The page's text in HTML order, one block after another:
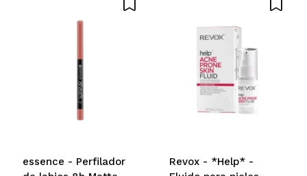
essence - Perfilador
Revox - *Help* -